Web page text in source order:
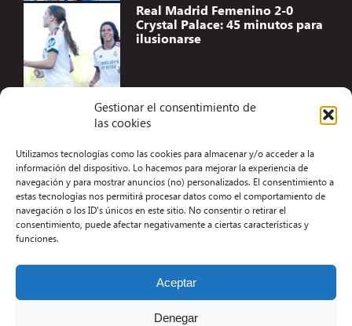
Gestionar el consentimiento de
las cookies
Utilizamos tecnologías como las cookies para almacenar y/o acceder a la
información del dispositivo. Lo hacemos para mejorar la experiencia de
navegación y para mostrar anuncios (no) personalizados. El consentimiento a
estas tecnologías nos permitirá procesar datos como el comportamiento de
navegación o los ID's únicos en este sitio. No consentir o retirar el
consentimiento, puede afectar negativamente a ciertas características y
funciones.
Aceptar
Denegar
Real Madrid Femenino 2-0
Crystal Palace: 45 minutos para
ilusionarse
Aviso Legal
Términos y condiciones
Política de privacidad
Contacto
Desarrollo Web por Kiwop